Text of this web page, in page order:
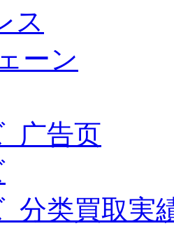
ス
ーン
广告页
分类買取実